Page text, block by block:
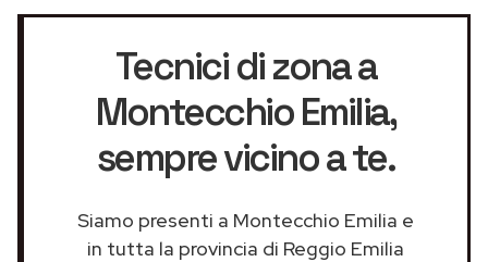
Tecnici di zona a
Montecchio Emilia,
sempre vicino a te.
Siamo presenti a Montecchio Emilia e
in tutta la provincia di Reggio Emilia